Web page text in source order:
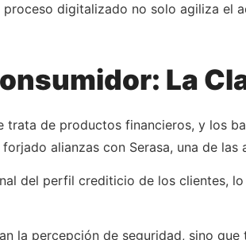
digitalizado no solo agiliza el
La
de productos financieros, y los
alianzas con Serasa, una de
del perfil crediticio de los clientes,
la percepción de seguridad, sino